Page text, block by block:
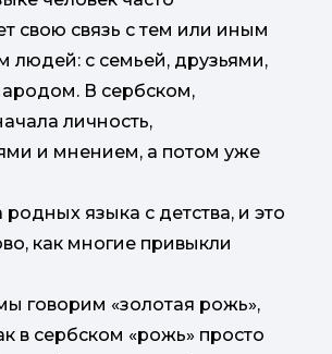
свою связь с тем или иным
людей: с семьей, друзьями,
В сербском,
личность,
и мнением, а потом уже
говорим «золотая рожь»,
в сербском «рожь» просто